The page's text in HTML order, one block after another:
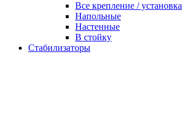
Все крепление / установка
Напольные
Настенные
В стойку
Стабилизаторы